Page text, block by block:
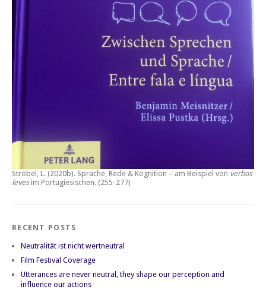
Ströbel, L. (2020b). Sprache, Rede & Kognition – am Beispiel von verbos
levesim Portugiesischen. (255-277)
RECENT POSTS
Neutralität ist nicht wertneutral
Film Festival Coverage
Utterances are never neutral, they shape our perception and
influence our actions